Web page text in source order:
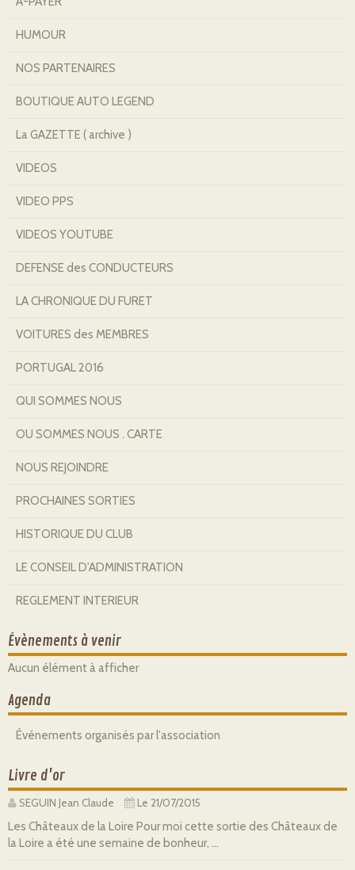
HUMOUR
NOS PARTENAIRES
BOUTIQUE AUTO LEGEND
La GAZETTE ( archive )
VIDEOS
VIDEO PPS
VIDEOS YOUTUBE
DEFENSE des CONDUCTEURS
LA CHRONIQUE DU FURET
VOITURES des MEMBRES
PORTUGAL 2016
QUI SOMMES NOUS
OU SOMMES NOUS . CARTE
NOUS REJOINDRE
PROCHAINES SORTIES
HISTORIQUE DU CLUB
LE CONSEIL D'ADMINISTRATION
REGLEMENT INTERIEUR
Évènements à venir
Aucun élément à afficher
Agenda
Événements organisés par l'association
Livre d'or
SEGUIN Jean Claude Le 21/07/2015
Les Châteaux de la Loire Pour moi cette sortie des Châteaux de
la Loire a été une semaine de bonheur, ...